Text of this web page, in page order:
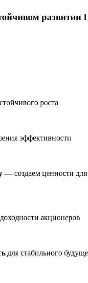
роста
эффективности
—создаем ценности для
акционеров
для стабильного